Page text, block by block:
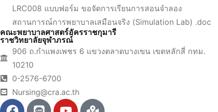
LRC008 แบบฟอร์ม ขอจัดการเรียนการสอนจำลอง
สถานการณ์การพยาบาลเสมือนจริง (Simulation Lab) .doc
คณะพยาบาลศาสตร์อัครราชกุมารี
ราชวิทยาลัยจุฬาภรณ์
906 ถ.กำแพงเพชร 6 แขวงตลาดบางเขน เขตหลักสี่ กทม.
10210
0-2576-6700
Nursing@cra.ac.th